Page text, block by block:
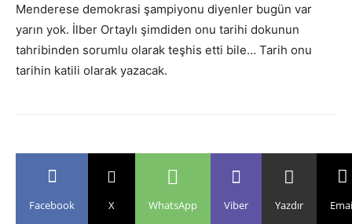
Menderese demokrasi şampiyonu diyenler bugün var
yarın yok. İlber Ortaylı şimdiden onu tarihi dokunun
tahribinden sorumlu olarak teşhis etti bile… Tarih onu
tarihin katili olarak yazacak.
Facebook X WhatsApp Viber Yazdır